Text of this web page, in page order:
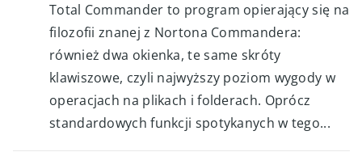
Total Commander to program opierający się na
filozofii znanej z Nortona Commandera:
również dwa okienka, te same skróty
klawiszowe, czyli najwyższy poziom wygody w
operacjach na plikach i folderach. Oprócz
standardowych funkcji spotykanych w tego...